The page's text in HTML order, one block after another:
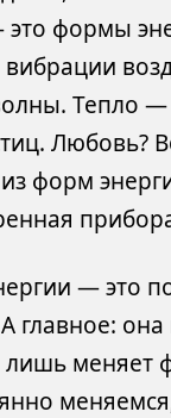
формы
Тепло —
Любовь?
форм
— это
главное: она
лишь меняет